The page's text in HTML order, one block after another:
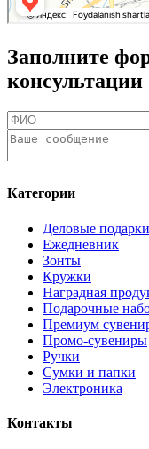
Заполните
консультации
Категории
Деловые подарки
Ежедневник
Зонты
Кружки
Наградная
Подарочные
Премиум
Промо-сувениры
Ручки
Сумки и папки
Электроника
Контакты